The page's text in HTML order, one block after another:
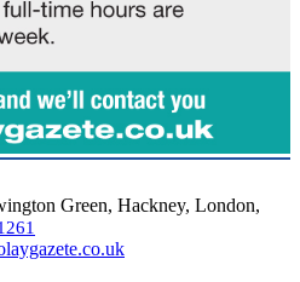
Green, Hackney, London,